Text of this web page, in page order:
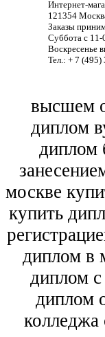
Интернет-
121354
Заказы
Суббота с 11-
Воскресенье
Тел.: + 7 (495)
высшем
диплом
диплом
москве
купить
диплом в
диплом
диплом
колледжа